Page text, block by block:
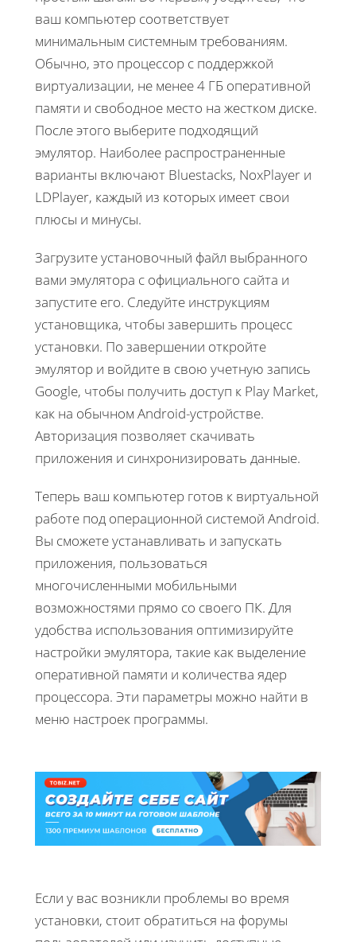
ваш компьютер соответствует
минимальным системным требованиям.
Обычно, это процессор с поддержкой
виртуализации, не менее 4 ГБ оперативной
памяти и свободное место на жестком диске.
После этого выберите подходящий
эмулятор. Наиболее распространенные
варианты включают Bluestacks, NoxPlayer и
LDPlayer, каждый из которых имеет свои
плюсы и минусы.
Загрузите установочный файл выбранного
вами эмулятора с официального сайта и
запустите его. Следуйте инструкциям
установщика, чтобы завершить процесс
установки. По завершении откройте
эмулятор и войдите в свою учетную запись
Google, чтобы получить доступ к Play Market,
как на обычном Android-устройстве.
Авторизация позволяет скачивать
приложения и синхронизировать данные.
Теперь ваш компьютер готов к виртуальной
работе под операционной системой Android.
Вы сможете устанавливать и запускать
приложения, пользоватьcя
многочисленными мобильными
возможностями прямо со своего ПК. Для
удобства использования оптимизируйте
настройки эмулятора, такие как выделение
оперативной памяти и количества ядер
процессора. Эти параметры можно найти в
меню настроек программы.
Если у вас возникли проблемы во время
установки, стоит обратиться на форумы